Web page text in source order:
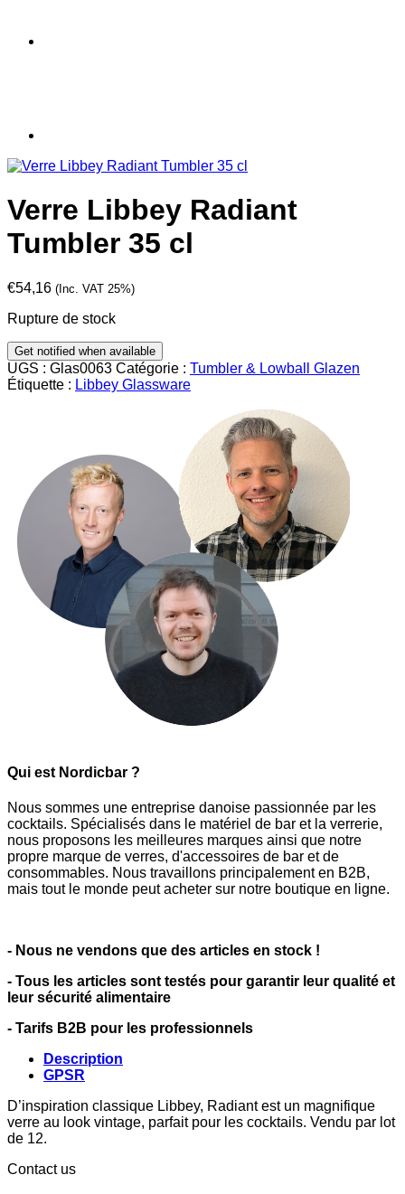
Verre Libbey Radiant
Tumbler 35 cl
€54,16 (Inc. VAT 25%)
Rupture de stock
UGS : Glas0063 Catégorie : Tumbler & Lowball Glazen
Étiquette : Libbey Glassware
Qui est Nordicbar ?
Nous sommes une entreprise danoise passionnée par les
cocktails. Spécialisés dans le matériel de bar et la verrerie,
nous proposons les meilleures marques ainsi que notre
propre marque de verres, d'accessoires de bar et de
consommables. Nous travaillons principalement en B2B,
mais tout le monde peut acheter sur notre boutique en ligne.
- Nous ne vendons que des articles en stock !
- Tous les articles sont testés pour garantir leur qualité et
leur sécurité alimentaire
- Tarifs B2B pour les professionnels
Description
GPSR
D’inspiration classique Libbey, Radiant est un magnifique
verre au look vintage, parfait pour les cocktails. Vendu par lot
de 12.
Contact us